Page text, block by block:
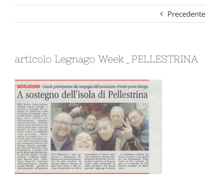
Precedente
articolo Legnago Week_PELLESTRINA